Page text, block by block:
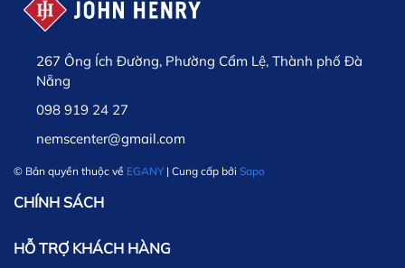
267 Ông Ích Đường, Phường Cẩm Lệ, Thành phố Đà
Nẵng
098 919 24 27
nemscenter@gmail.com
© Bản quyền thuộc về EGANY | Cung cấp bởi Sapo
CHÍNH SÁCH
HỖ TRỢ KHÁCH HÀNG